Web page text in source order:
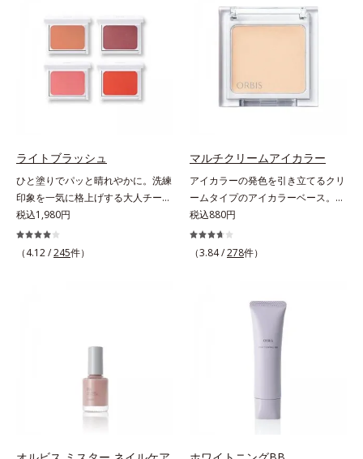
ー複合成分(*4)肌悩みが気になる時
でも、ただ隠すだけでなく、乾きや
脂選択テカリ防止成分(*5)テカリの
主成分を選択的に吸収し、うるおい
層の範囲内*3 スキンプロテクト※
複合成分配合＝肌を保護し、乾燥を
防ぐ複合成分 ※ ビルベリー葉エ
キス、タベブイアインペチギノサ樹
皮エキス*4 グリセリルグルコシド
（保湿成分）、（ジメチコン／ビニ
SPF25・PA++のUVカット効果のあ
唇もしっかりUV対策しましょう。2
種類の保湿成分（加水分解コラーゲ
いるから、カサつき・くすみ(*)など
うカラーで、唇を美しく魅せながら
いので、気兼ねなく使えます。口紅
の下地としてもおすすめです。
カバーします。筆タイプのやわらか
なテクスチャーのリキッドコンシー
にもピタッと密着。薄づきなのにカ
バー力が高く、幅広く活躍します。
処方で、うるおうハリ肌へと整えま
ライトブラッシュ
ひと塗りでパッと晴れやかに。洗練
印象を一気に格上げする大人チーク
の決定版 。くすみを払って美肌に
見せ、透け感のある自然な色づきで
イキイキした表情が際立つチークで
うな穏やかな発色を実現しました。
らし、肌とのフィット感がUP。ひ
と塗りでパッと晴れやかな表情に格
上げするカラーが長持ちします。
税込1,980円
（4.12 /245件）
マルチクリームアイカラー
アイカラーの発色を引き立てるクリ
ームタイプのアイカラーベース。ア
イカラーの発色とツヤめきを最大限
に引き立てる、クリームタイプのア
イカラーベースです。アイカラーの
アイカラーの発色を高め、化粧のり
をUPさせます。さらに肌にしっか
り密着して、アイカラーのもちも高
めます。単品使いももちろんOK！
税込880円
（3.84 /278件）